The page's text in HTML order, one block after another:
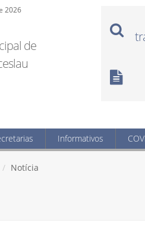
2026
de
Informativos
Notícia